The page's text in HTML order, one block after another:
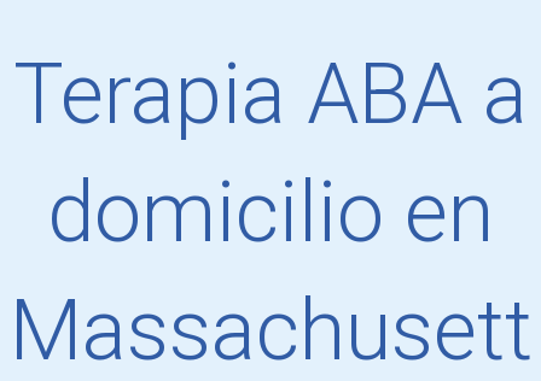
Terapia ABA a
domicilio en
Massachusett